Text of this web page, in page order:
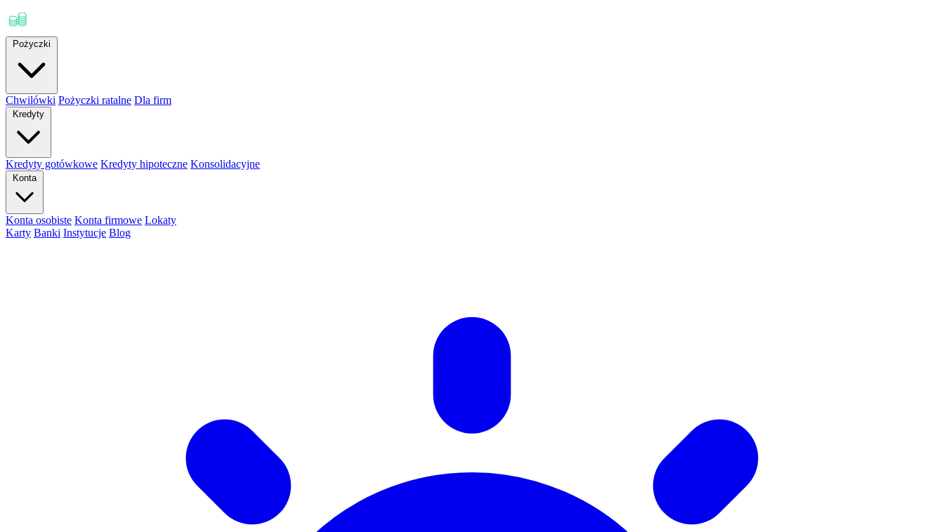
Pożyczki
Chwilówki Pożyczki ratalne Dla firm
Kredyty
Kredyty gotówkowe Kredyty hipoteczne Konsolidacyjne
Konta
Konta osobiste Konta firmowe Lokaty
Karty Banki Instytucje Blog